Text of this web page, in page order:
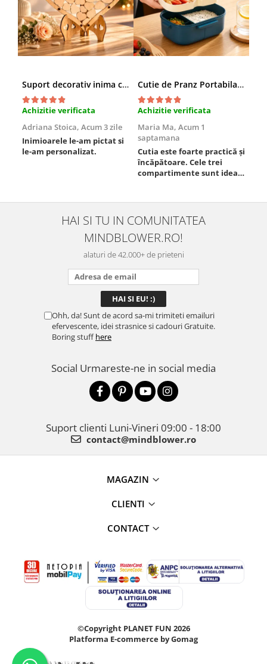
Suport decorativ inima cu mesaje, Cadou cu suflet
Achizitie verificata
Adriana Stoica, Acum 3 zile
Inimioarele le-am pictat si
le-am personalizat.
Cutie de Pranz Portabila cu Compartimente
Achizitie verificata
Maria Ma, Acum 1
saptamana
Cutia este foarte practică și
încăpătoare. Cele trei
compartimente sunt ideale
este sigură, fără scurgeri. O
folosesc aproape zilnic la
serviciu și sunt foarte
mulțumită.
HAI SI TU IN COMUNITATEA
MINDBLOWER.RO!
alaturi de 42.000+ de prieteni
Ohh, da! Sunt de acord sa-mi trimiteti emailuri
efervescente, idei strasnice si cadouri Gratuite.
Boring stuffhere
Social Urmareste-ne in social media
Suport clienti Luni-Vineri 09:00 - 18:00
contact@mindblower.ro
MAGAZIN
CLIENTI
CONTACT
©Copyright PLANET FUN 2026
Platforma E-commerce by Gomag